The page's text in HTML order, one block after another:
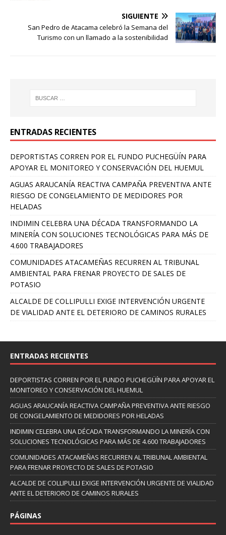
SIGUIENTE
San Pedro de Atacama celebró la Semana del
Turismo con un llamado a la sostenibilidad
ENTRADAS RECIENTES
DEPORTISTAS CORREN POR EL FUNDO PUCHEGÜÍN PARA
APOYAR EL MONITOREO Y CONSERVACIÓN DEL HUEMUL
AGUAS ARAUCANÍA REACTIVA CAMPAÑA PREVENTIVA ANTE
RIESGO DE CONGELAMIENTO DE MEDIDORES POR
HELADAS
INDIMIN CELEBRA UNA DÉCADA TRANSFORMANDO LA
MINERÍA CON SOLUCIONES TECNOLÓGICAS PARA MÁS DE
4.600 TRABAJADORES
COMUNIDADES ATACAMEÑAS RECURREN AL TRIBUNAL
AMBIENTAL PARA FRENAR PROYECTO DE SALES DE
POTASIO
ALCALDE DE COLLIPULLI EXIGE INTERVENCIÓN URGENTE
DE VIALIDAD ANTE EL DETERIORO DE CAMINOS RURALES
ENTRADAS RECIENTES
DEPORTISTAS CORREN POR EL FUNDO PUCHEGÜÍN PARA APOYAR EL
MONITOREO Y CONSERVACIÓN DEL HUEMUL
AGUAS ARAUCANÍA REACTIVA CAMPAÑA PREVENTIVA ANTE RIESGO
DE CONGELAMIENTO DE MEDIDORES POR HELADAS
INDIMIN CELEBRA UNA DÉCADA TRANSFORMANDO LA MINERÍA CON
SOLUCIONES TECNOLÓGICAS PARA MÁS DE 4.600 TRABAJADORES
COMUNIDADES ATACAMEÑAS RECURREN AL TRIBUNAL AMBIENTAL
PARA FRENAR PROYECTO DE SALES DE POTASIO
ALCALDE DE COLLIPULLI EXIGE INTERVENCIÓN URGENTE DE VIALIDAD
ANTE EL DETERIORO DE CAMINOS RURALES
PÁGINAS